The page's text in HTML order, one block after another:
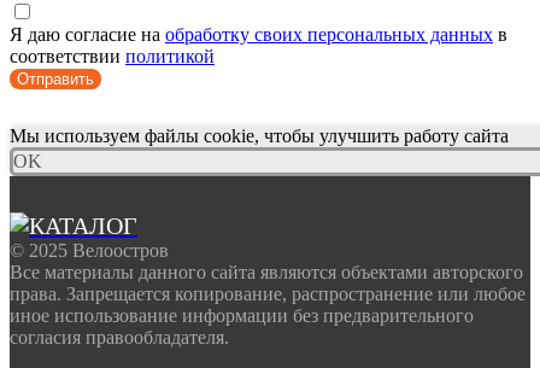
Я даю согласие на обработку своих персональных данных в
соответствии политикой
Отправить
Мы используем файлы cookie, чтобы улучшить работу сайта
OK
© 2025 Велоостров
Все материалы данного сайта являются объектами авторского
права. Запрещается копирование, распространение или любое
иное использование информации без предварительного
согласия правообладателя.